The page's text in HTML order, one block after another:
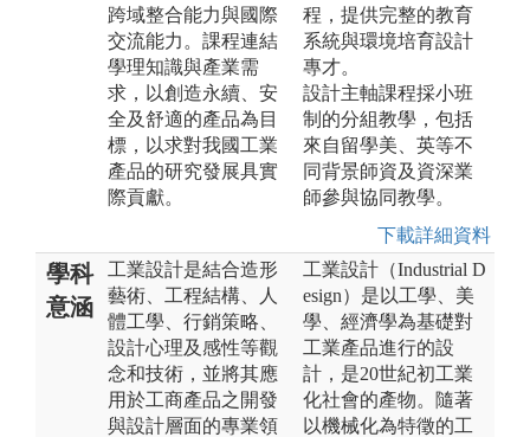
跨域整合能力與國際
交流能力。課程連結
學理知識與產業需
求，以創造永續、安
全及舒適的產品為目
標，以求對我國工業
產品的研究發展具實
際貢獻。
程，提供完整的教育
系統與環境培育設計
專才。
設計主軸課程採小班
制的分組教學，包括
來自留學美、英等不
同背景師資及資深業
師參與協同教學。
下載詳細資料
學科
意涵
工業設計是結合造形
藝術、工程結構、人
體工學、行銷策略、
設計心理及感性等觀
念和技術，並將其應
用於工商產品之開發
與設計層面的專業領
工業設計（Industrial D
esign）是以工學、美
學、經濟學為基礎對
工業產品進行的設
計，是20世紀初工業
化社會的產物。隨著
以機械化為特徵的工